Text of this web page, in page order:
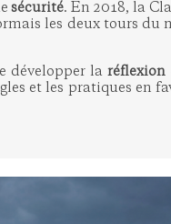
sécurité. En 2018, la
les deux tours du
développer laréflexion
et les pratiques en